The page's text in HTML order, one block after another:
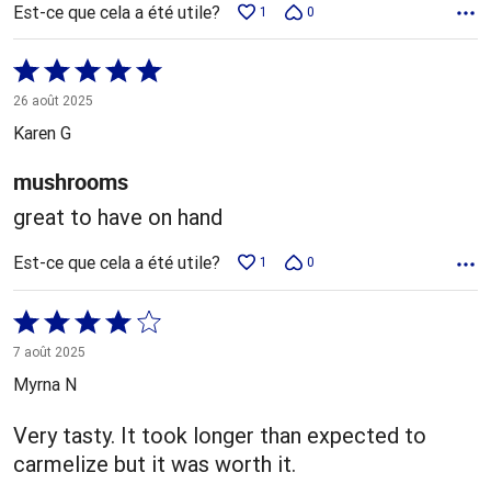
Est-ce que cela a été utile? 1 0
Coté
5 sur
5
26 août 2025
Karen G
mushrooms
great to have on hand
Est-ce que cela a été utile? 1 0
Coté
4 sur
5
7 août 2025
Myrna N
Very tasty. It took longer than expected to
carmelize but it was worth it.